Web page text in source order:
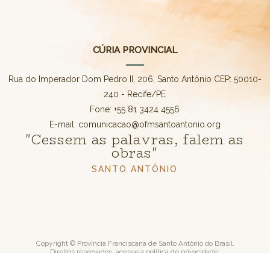
CÚRIA PROVINCIAL
Rua do Imperador Dom Pedro II, 206, Santo Antônio CEP: 50010-
240 - Recife/PE
Fone: +55 81 3424 4556
E-mail: comunicacao@ofmsantoantonio.org
"Cessem as palavras, falem as
obras"
SANTO ANTÔNIO
Copyright © Província Franciscana de Santo Antônio do Brasil.